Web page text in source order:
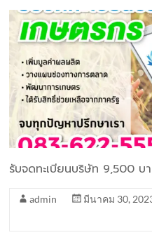
รับจดทะเบียนบริษัท 9,500 บ
admin มีนาคม 30,